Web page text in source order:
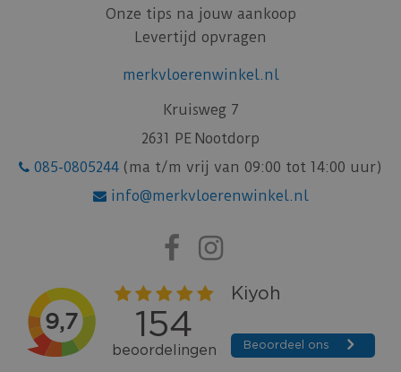
Onze tips na jouw aankoop
Levertijd opvragen
merkvloerenwinkel.nl
Kruisweg 7
2631 PE Nootdorp
085-0805244 (ma t/m vrij van 09:00 tot 14:00 uur)
info@merkvloerenwinkel.nl